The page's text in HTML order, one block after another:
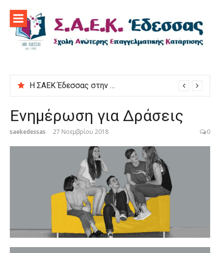
περιεχόμενο
Η ΣΑΕΚ Έδεσσας στην εκδήλωση “Μαγειρεύουμε στις ρίζες μας”
Ενημέρωση για Δράσεις
saekedessas 27 Νοεμβρίου 2018 0